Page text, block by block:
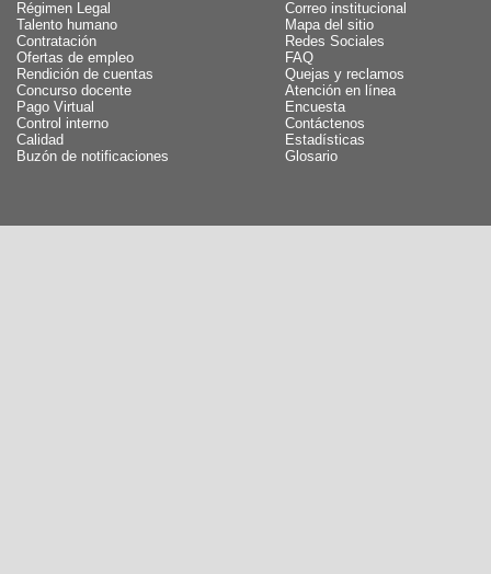
Régimen Legal
Talento humano
Contratación
Ofertas de empleo
Rendición de cuentas
Concurso docente
Pago Virtual
Control interno
Calidad
Buzón de notificaciones
Correo institucional
Mapa del sitio
Redes Sociales
FAQ
Quejas y reclamos
Atención en línea
Encuesta
Contáctenos
Estadísticas
Glosario